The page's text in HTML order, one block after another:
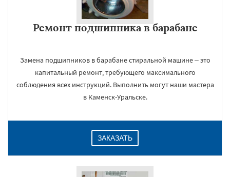
Ремонт подшипника в барабане
Замена подшипников в барабане стиральной машине – это
капитальный ремонт, требующего максимального
соблюдения всех инструкций. Выполнить могут наши мастера
в Каменск-Уральске.
ЗАКАЗАТЬ